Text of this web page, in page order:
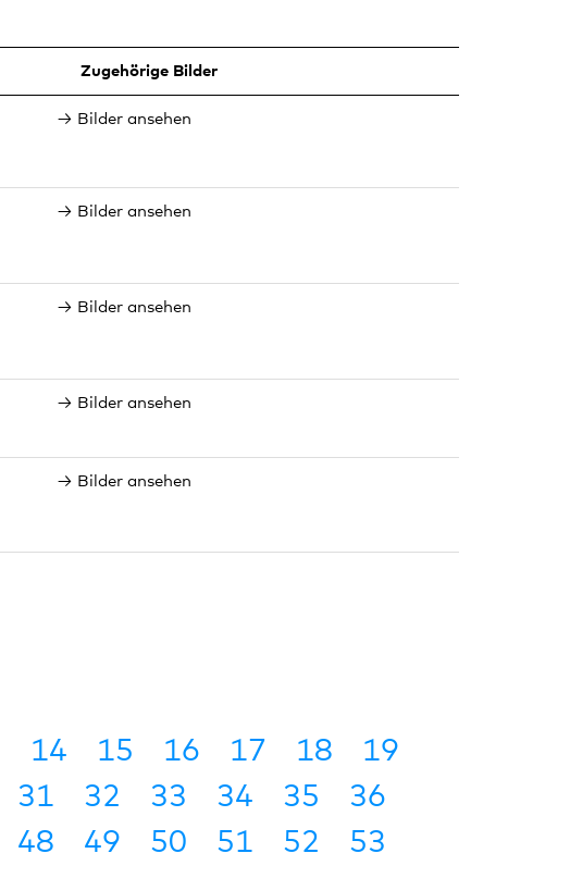
Zugehörige Bilder
Bilder ansehen
Bilder ansehen
Bilder ansehen
Bilder ansehen
Bilder ansehen
14 15 16 17 18
19
31 32 33 34 35
36
48 49 50 51 52
53